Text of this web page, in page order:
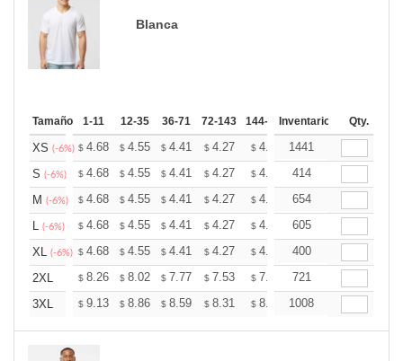
Blanca
Tamaño 1-11 12-35 36-71 72-143 144-287 288 + Mas
Inventario Qty.
XS (-6%) $ 4.68 $ 4.55 $ 4.41 $ 4.27 $ 4.13 $4.06
1441
S (-6%) $ 4.68 $ 4.55 $ 4.41 $ 4.27 $ 4.13 $ 4.06
414
M (-6%) $ 4.68 $ 4.55 $ 4.41 $ 4.27 $ 4.13 $4.06
654
L (-6%) $ 4.68 $ 4.55 $ 4.41 $ 4.27 $ 4.13 $4.06
605
XL (-6%) $ 4.68 $ 4.55 $ 4.41 $ 4.27 $ 4.13 $4.06
400
2XL
$ 8.26 $ 8.02 $ 7.77 $ 7.53 $ 7.28 $7.16
721
3XL
$ 9.13 $ 8.86 $ 8.59 $ 8.31 $ 8.04 $7.91
1008